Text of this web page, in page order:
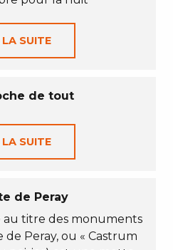
LA SUITE
de tout
LA SUITE
de Peray
au titre des monuments
Peray, ou « Castrum